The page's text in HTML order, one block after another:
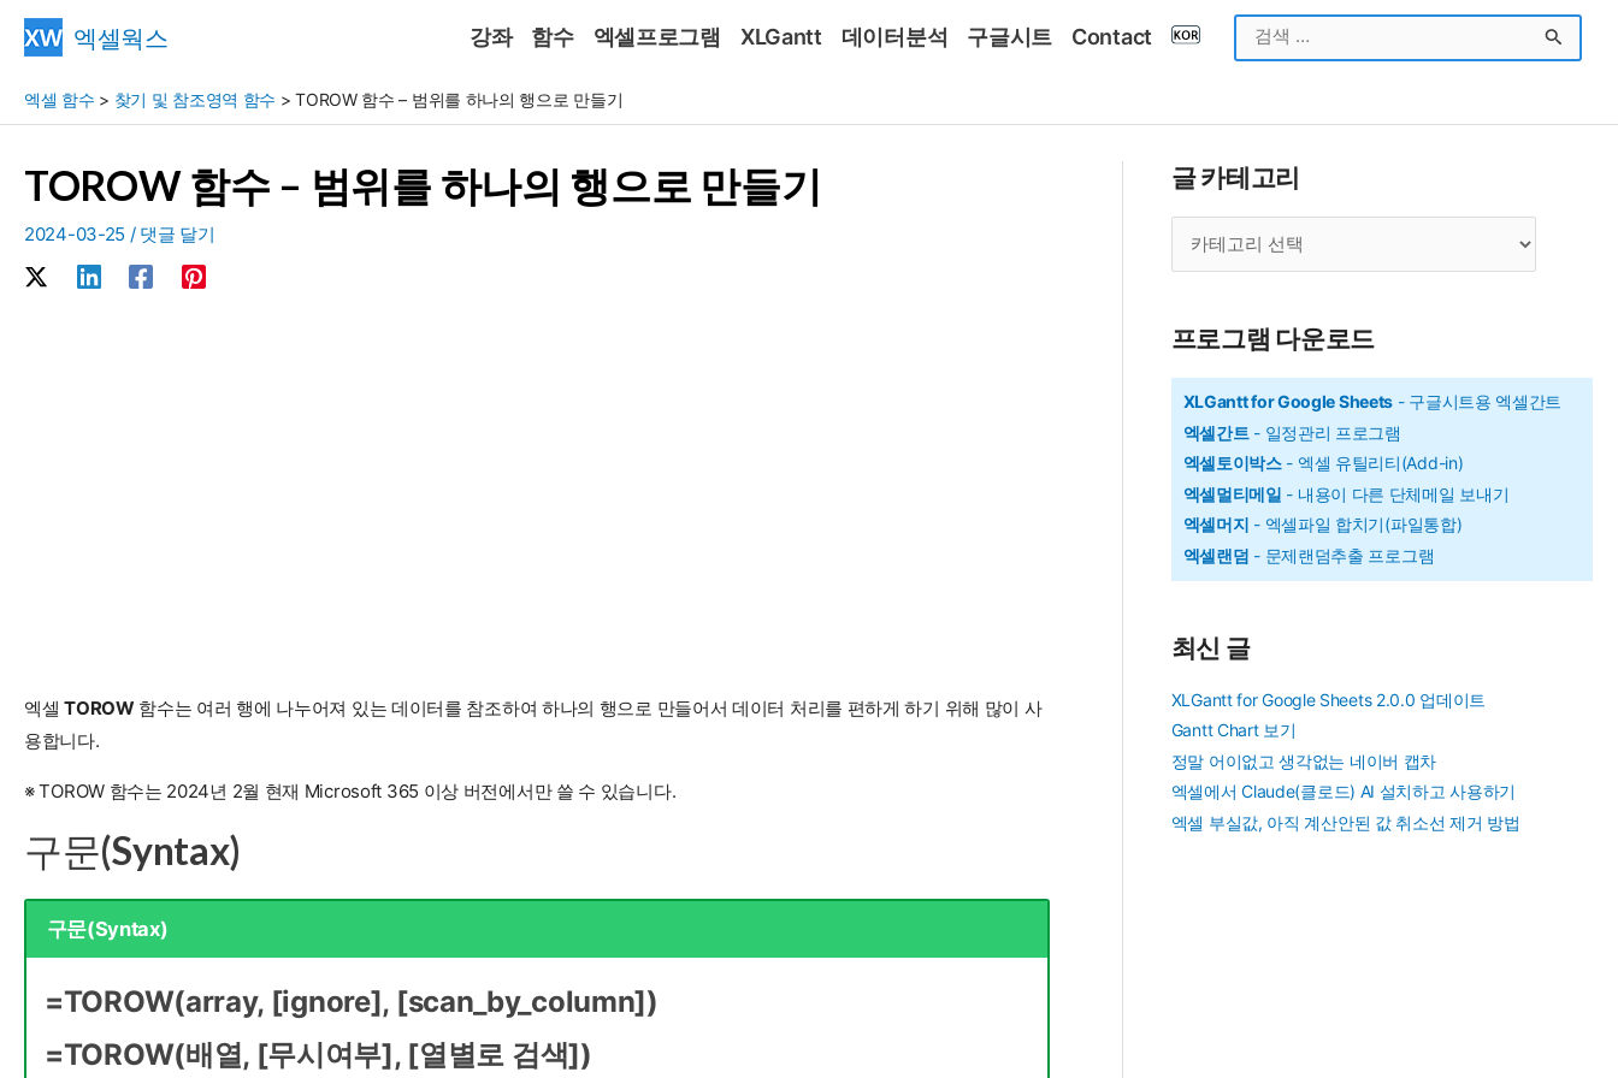
엑셀웍스 강좌 함수 엑셀프로그램 XLGantt 데이터분석 구글시트 Contact
색
상
엑셀 함수 > 찾기 및 참조영역 함수 >TOROW 함수 – 범위를 하나의 행으로 만들기
TOROW 함수 – 범위를 하나의 행으로 만들기
2024-03-25 / 댓글 달기
엑셀TOROW함수는 여러 행에 나누어져 있는 데이터를 참조하여 하나의 행으로 만들어서 데이터 처리를 편하게 하기 위해 많이 사
용합니다.
※ TOROW 함수는 2024년 2월 현재 Microsoft 365 이상 버전에서만 쓸 수 있습니다.
구문(Syntax)
구문(Syntax)
=TOROW(array, [ignore], [scan_by_column])
=TOROW(배열, [무시여부], [열별로 검색])
글 카테고리
리
프로그램 다운로드
XLGantt for Google Sheets - 구글시트용 엑셀간트
엑셀간트- 일정관리 프로그램
엑셀토이박스- 엑셀 유틸리티(Add-in)
엑셀멀티메일 - 내용이 다른 단체메일 보내기
엑셀머지 - 엑셀파일 합치기(파일통합)
엑셀랜덤 - 문제랜덤추출 프로그램
최신 글
XLGantt for Google Sheets 2.0.0 업데이트
Gantt Chart 보기
정말 어이없고 생각없는 네이버 캡차
엑셀에서 Claude(클로드) AI 설치하고 사용하기
엑셀 부실값, 아직 계산안된 값 취소선 제거 방법